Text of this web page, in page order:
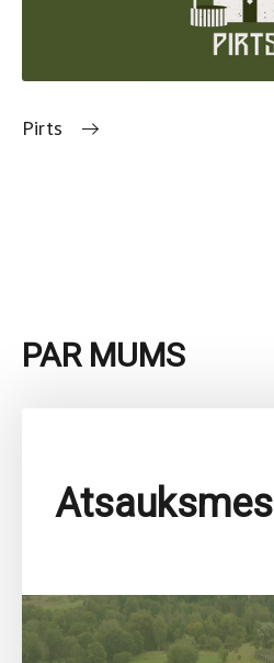
Pirts
PAR MUMS
Atsauksmes